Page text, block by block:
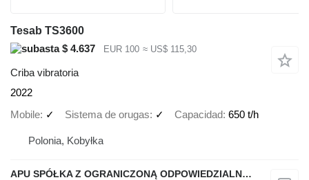
Tesab TS3600
$ 4.637
EUR 100 ≈ US$ 115,30
Criba vibratoria
2022
Mobile ✓ Sistema de orugas ✓ Capacidad 650 t/h
Polonia, Kobyłka
APU SPÓŁKA Z OGRANICZONĄ ODPOWIEDZIALNOŚCIĄ